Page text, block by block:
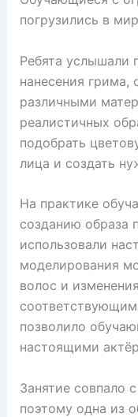
погрузились в
Ребята услышали
нанесения грима,
различными
реалистичных
подобрать
лица и создать
На практике
созданию образа
использовали
моделирования
волос и
позволило
настоящими
Занятие совпало
поэтому одна из